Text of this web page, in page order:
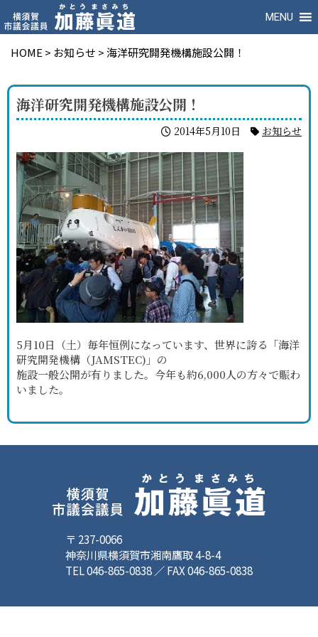
MENU
HOME > お知らせ >海洋研究開発機構施設公開！
海洋研究開発機構施設公開！
2014年5月10日 お知らせ
5月10日（土）毎年恒例になっています、世界に誇る「海洋
研究開発機構（JAMSTEC)」の
施設一般公開が有りました。今年も約6,000人の方々で賑わ
いました。
〒 237-0066
神奈川県横須賀市湘南鷹取 4-8-4
TEL 046-865-0838 ／ FAX 046-865-0838